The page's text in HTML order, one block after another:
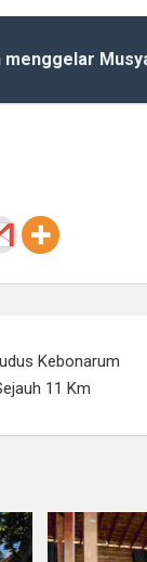
menggelar
Kebonarum
11 Km